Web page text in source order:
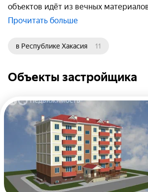
объектов идёт из вечных
Прочитать больше
в Республике Хакасия 11
Объекты застройщика